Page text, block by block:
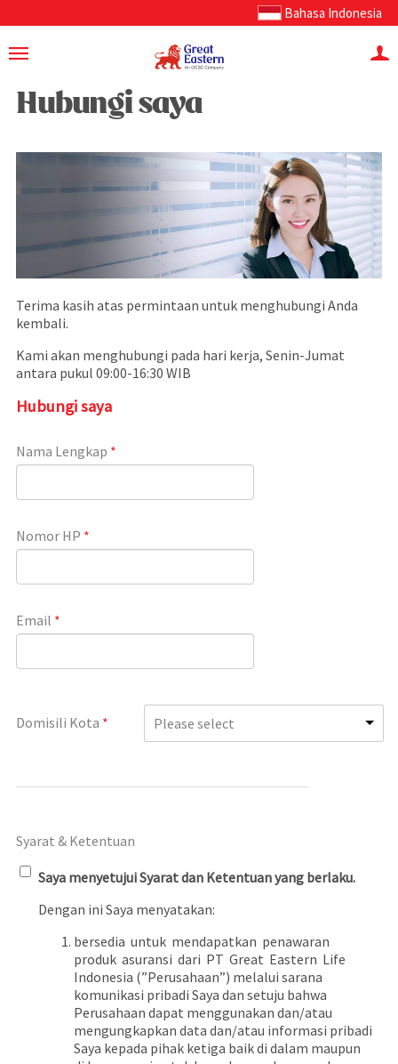
Bahasa Indonesia
Hubungi saya
Terima kasih atas permintaan untuk menghubungi Anda
kembali.
Kami akan menghubungi pada hari kerja, Senin-Jumat
antara pukul 09:00-16:30 WIB
Hubungi saya
Nama Lengkap *
Nomor HP *
Email *
Domisili Kota * Please select
Syarat & Ketentuan
Saya menyetujui Syarat dan Ketentuan yang berlaku.
Dengan ini Saya menyatakan:
bersedia untuk mendapatkan penawaran
produk asuransi dari PT Great Eastern Life
Indonesia (”Perusahaan”) melalui sarana
komunikasi pribadi Saya dan setuju bahwa
Perusahaan dapat menggunakan dan/atau
mengungkapkan data dan/atau informasi pribadi
Saya kepada pihak ketiga baik di dalam maupun